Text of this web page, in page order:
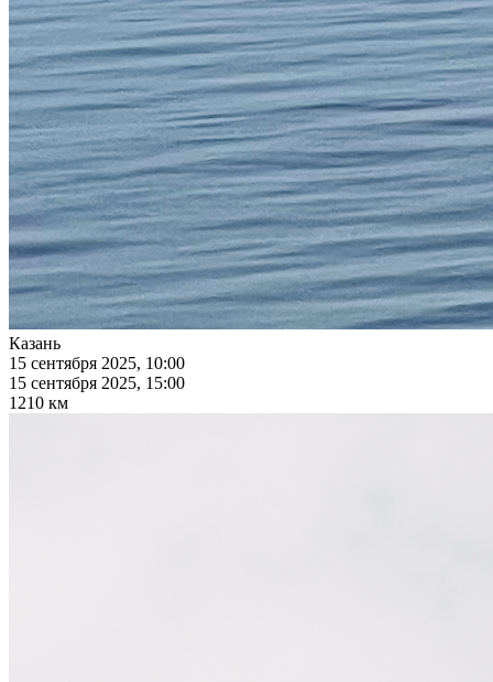
Казань
15 сентября 2025, 10:00
15 сентября 2025, 15:00
1210 км